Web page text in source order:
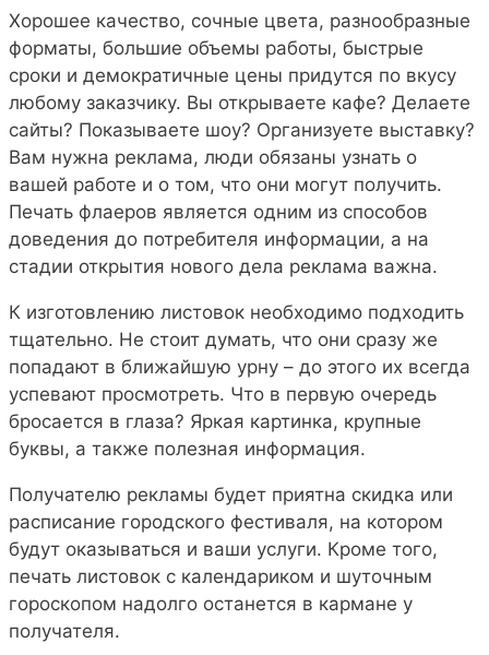
Хорошее качество, сочные цвета, разнообразные
форматы, большие объемы работы, быстрые
сроки и демократичные цены придутся по вкусу
любому заказчику. Вы открываете кафе? Делаете
сайты? Показываете шоу? Организуете выставку?
Вам нужна реклама, люди обязаны узнать о
вашей работе и о том, что они могут получить.
Печать флаеров является одним из способов
доведения до потребителя информации, а на
стадии открытия нового дела реклама важна.
К изготовлению листовок необходимо подходить
тщательно. Не стоит думать, что они сразу же
попадают в ближайшую урну – до этого их всегда
успевают просмотреть. Что в первую очередь
бросается в глаза? Яркая картинка, крупные
буквы, а также полезная информация.
Получателю рекламы будет приятна скидка или
расписание городского фестиваля, на котором
будут оказываться и ваши услуги. Кроме того,
печать листовок с календариком и шуточным
гороскопом надолго останется в кармане у
получателя.